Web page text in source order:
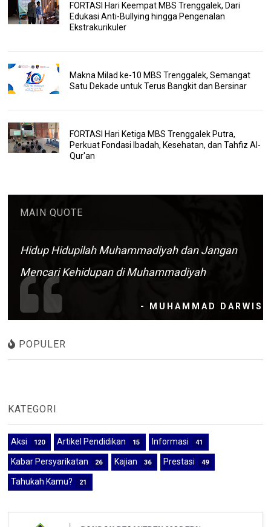
FORTASI Hari Keempat MBS Trenggalek, Dari
Edukasi Anti-Bullying hingga Pengenalan
Ekstrakurikuler
Makna Milad ke-10 MBS Trenggalek, Semangat
Satu Dekade untuk Terus Bangkit dan Bersinar
FORTASI Hari Ketiga MBS Trenggalek Putra,
Perkuat Fondasi Ibadah, Kesehatan, dan Tahfiz Al-
Qur'an
MAIN QUOTE
Hidup Hidupilah Muhammadiyah dan Jangan
Mencari Kehidupan di Muhammadiyah
- MUHAMMAD DARWIS
POPULER
KATEGORI
Aksi 120 Artikel Pendidikan 15 Informasi 41
Kabar Persyarikatan 26 Kajian 36 Prestasi 49
Tahukah Kamu? 21